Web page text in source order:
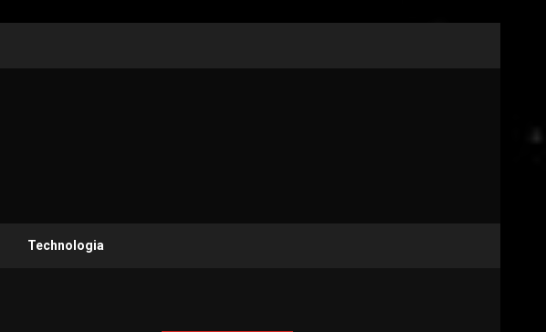
Technologia